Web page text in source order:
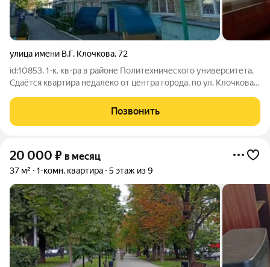
улица имени В.Г. Клочкова,72
id:10853. 1-к. кв-ра в районе Политехнического университета.
Сдаётся квартира недалеко от центра города, по ул. Клочкова.
объекты социального значения. Дом огорожен забором,
детская площадка, много
Позвонить
20 000 ₽ в месяц
37 м² 1-комн. квартира 5 этаж из 9